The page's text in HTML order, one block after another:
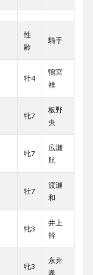
性
齢
騎手
牡4
鴨宮
祥
牝7
板野
央
牝7
広瀬
航
牡7
渡瀬
和
牝3
井上
幹
牝3
永井
孝